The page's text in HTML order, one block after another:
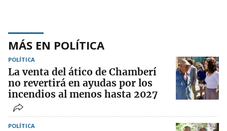
MÁS EN POLÍTICA
POLÍTICA
La venta del ático de Chamberí
no revertirá en ayudas por los
incendios al menos hasta 2027
POLÍTICA